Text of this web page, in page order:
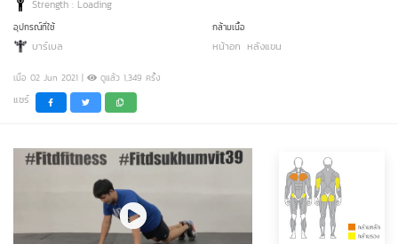
Strength : Loading
อุปกรณ์ที่ใช้
บาร์เบล
กล้ามเนื้อ
หน้าอก หลังแขน
เมื่อ 02 Jun 2021 | ดูแล้ว 1,349 ครั้ง
แชร์